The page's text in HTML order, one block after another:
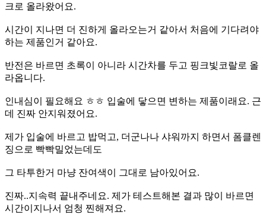
크로 올라왔어요.
시간이 지나면 더 진하게 올라오는거 같아서 처음에 기다려야
하는 제품인거 같아요.
반전은 바르면 초록이 아니라 시간차를 두고 핑크빛코랄로 올
라옵니다.
인내심이 필요해요 ㅎㅎ 입술에 닿으면 변하는 제품이래요. 근
데 진짜 안지워졌어요.
제가 입술에 바르고 밥먹고, 더군나나 샤워까지 하면서 폼클렌
징으로 빡빡밀었는데도
그 타투한거 마냥 잔여색이 그대로 남아있어요.
진짜..지속력 끝내주네요. 제가 테스트해본 결과 많이 바르면
시간이지나서 엄청 찐해져요.